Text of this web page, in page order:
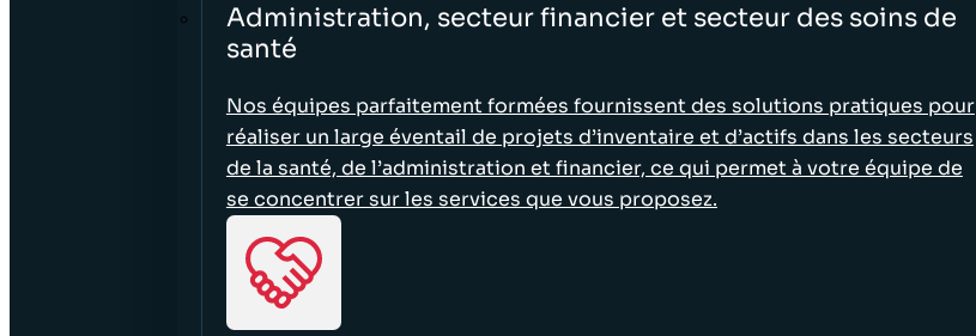
Administration, secteur financier et secteur des soins de
santé
Nos équipes parfaitement formées fournissent des solutions pratiques pour
réaliser un large éventail de projets d’inventaire et d’actifs dans les secteurs
de la santé, de l’administration et financier, ce qui permet à votre équipe de
se concentrer sur les services que vous proposez.